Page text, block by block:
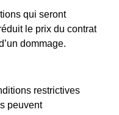
qui seront
le prix du contrat
dommage.
restrictives
peuvent